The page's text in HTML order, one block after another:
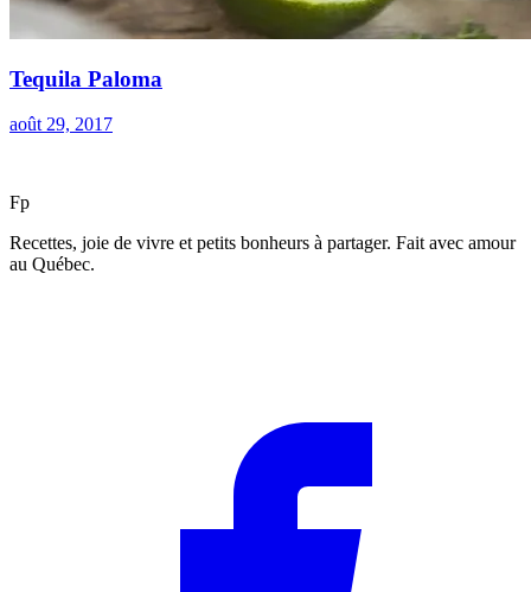
Tequila Paloma
août 29, 2017
Fp
Recettes, joie de vivre et petits bonheurs à partager. Fait avec amour
au Québec.